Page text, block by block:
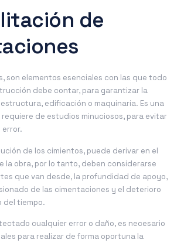
de
son elementos esenciales con las que todo
debe contar, para garantizar la
edificación o maquinaria. Es una
de estudios minuciosos, para evitar
error.
de los cimientos, puede derivar en el
la obra, por lo tanto, deben considerarse
que van desde, la profundidad de apoyo,
de las cimentaciones y el deterioro
del tiempo.
cualquier error o daño, es necesario
para realizar de forma oportuna la